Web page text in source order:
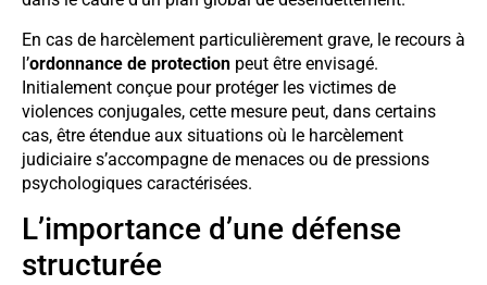
En cas de harcèlement particulièrement grave, le recours à
l’ordonnance de protection peut être envisagé.
Initialement conçue pour protéger les victimes de
violences conjugales, cette mesure peut, dans certains
cas, être étendue aux situations où le harcèlement
judiciaire s’accompagne de menaces ou de pressions
psychologiques caractérisées.
L’importance d’une défense
structurée